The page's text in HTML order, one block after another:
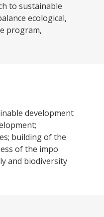
to sustainable
ecological,
program,
development
building of the
of the impo
and biodiversity